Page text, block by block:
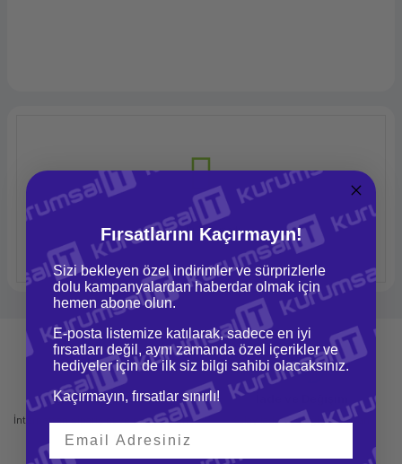
Ürün Bulunamadı.
Mağazadan Teslimat
İnternetten sipariş et ve mağazadan
teslim al
Kolay iade ve değişim imkanı
Fırsatlarını Kaçırmayın!
Sizi bekleyen özel indirimler ve sürprizlerle
dolu kampanyalardan haberdar olmak için
hemen abone olun.
E-posta listemize katılarak, sadece en iyi
fırsatları değil, aynı zamanda özel içerikler ve
hediyeler için de ilk siz bilgi sahibi olacaksınız.
Kaçırmayın, fırsatlar sınırlı!